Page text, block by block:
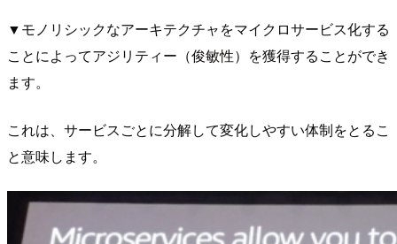
▼モノリシックなアーキテクチャをマイクロサービス化する
ことによってアジリティー（俊敏性）を獲得することができ
ます。
これは、サービスごとに分解して変化しやすい体制をとるこ
と意味します。